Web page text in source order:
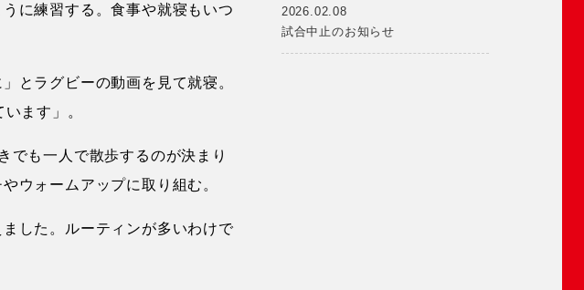
に練習する。食事や就寝もいつ
とラグビーの動画を見て就寝。
ます」。
でも一人で散歩するのが決まり
ウォームアップに取り組む。
した。ルーティンが多いわけで
2026.02.08
試合中止のお知らせ